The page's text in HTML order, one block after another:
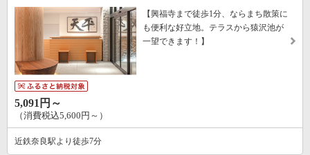
【興福寺まで徒歩1分、ならまち散策に
も便利な好立地。テラスから猿沢池が
一望できます！】
5,091円～
（消費税込5,600円～）
近鉄奈良駅より徒歩7分